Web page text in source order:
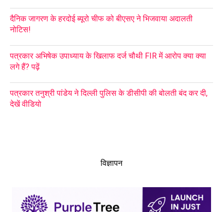
दैनिक जागरण के हरदोई ब्यूरो चीफ को बीएसए ने भिजवाया अदालती
नोटिस!
पत्रकार अभिषेक उपाध्याय के खिलाफ दर्ज चौथी FIR में आरोप क्या क्या
लगे हैं? पढ़ें
पत्रकार तनुश्री पांडेय ने दिल्ली पुलिस के डीसीपी की बोलती बंद कर दी,
देखें वीडियो
विज्ञापन